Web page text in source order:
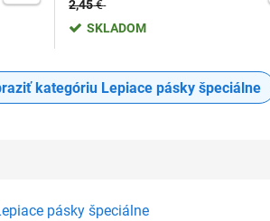
2,45€
SKLADOM
kategóriu Lepiace pásky špeciálne
pásky špeciálne